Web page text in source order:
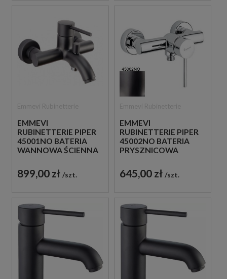
EMMEVI
RUBINETTERIE PIPER
45001NO BATERIA
WANNOWA ŚCIENNA
CZARNA
899,00 zł szt.
EMMEVI
RUBINETTERIE PIPER
45002NO BATERIA
PRYSZNICOWA
JEDNOUCHWYTOWA
CZARNA
645,00 zł szt.